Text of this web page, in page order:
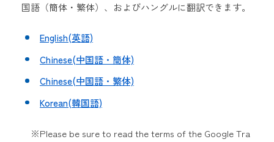
国語（簡体・繁体）、およびハングルに翻訳できます。
English(英語)
Chinese(中国語・簡体)
Chinese(中国語・繁体)
Korean(韓国語)
※Please be sure to read the terms of the Google Tra